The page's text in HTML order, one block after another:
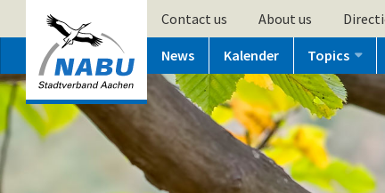
Contact us About us
News Kalender Topics